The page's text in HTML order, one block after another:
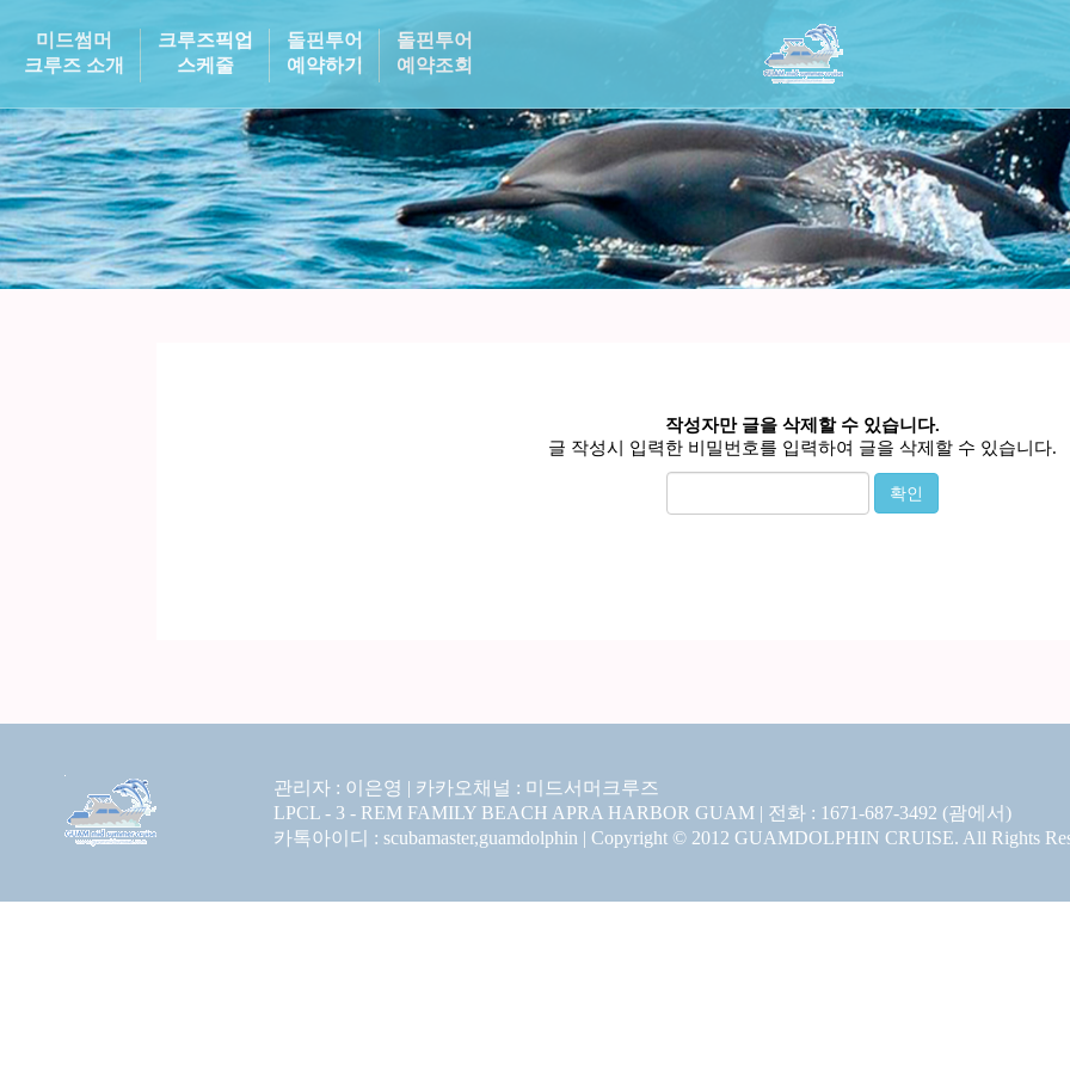
미드썸머
크루즈 소개
크루즈픽업
스케줄
돌핀투어
예약하기
돌핀투어
예약조회
작성자만 글을 삭제할 수 있습니다.
글 작성시 입력한 비밀번호를 입력하여 글을 삭제할 수 있습니다.
관리자 : 이은영 | 카카오채널 : 미드서머크루즈
LPCL - 3 - REM FAMILY BEACH APRA HARBOR GUAM | 전화 : 1671-687-3492 (괌에서)
카톡아이디 : scubamaster,guamdolphin | Copyright © 2012 GUAMDOLPHIN CRUISE. All Rights